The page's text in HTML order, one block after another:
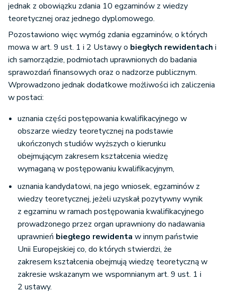
jednak z obowiązku zdania 10 egzaminów z wiedzy
teoretycznej oraz jednego dyplomowego.
Pozostawiono więc wymóg zdania egzaminów, o których
mowa w art. 9 ust. 1 i 2 Ustawy o biegłych rewidentach i
ich samorządzie, podmiotach uprawnionych do badania
sprawozdań finansowych oraz o nadzorze publicznym.
Wprowadzono jednak dodatkowe możliwości ich zaliczenia
w postaci:
uznania części postępowania kwalifikacyjnego w
obszarze wiedzy teoretycznej na podstawie
ukończonych studiów wyższych o kierunku
obejmującym zakresem kształcenia wiedzę
wymaganą w postępowaniu kwalifikacyjnym,
uznania kandydatowi, na jego wniosek, egzaminów z
wiedzy teoretycznej, jeżeli uzyskał pozytywny wynik
z egzaminu w ramach postępowania kwalifikacyjnego
prowadzonego przez organ uprawniony do nadawania
uprawnień biegłego rewidenta w innym państwie
Unii Europejskiej co, do których stwierdzi, że
zakresem kształcenia obejmują wiedzę teoretyczną w
zakresie wskazanym we wspomnianym art. 9 ust. 1 i
2 ustawy.